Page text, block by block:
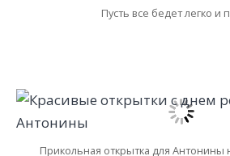
Пусть все бедет легко и
Прикольная открытка для